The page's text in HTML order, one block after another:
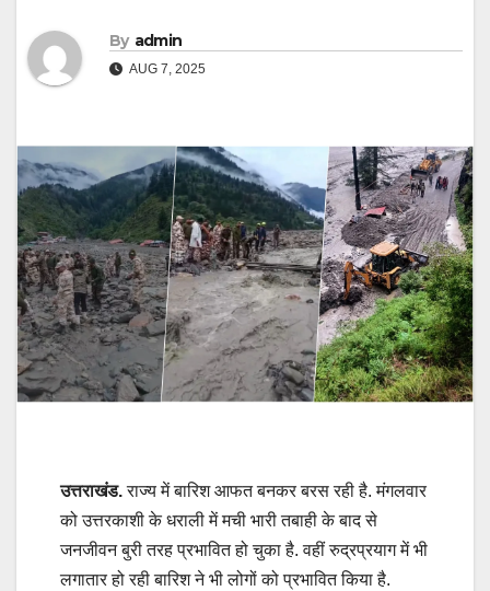
By admin
AUG 7, 2025
उत्तराखंड.राज्य में बारिश आफत बनकर बरस रही है. मंगलवार
को उत्तरकाशी के धराली में मची भारी तबाही के बाद से
जनजीवन बुरी तरह प्रभावित हो चुका है. वहीं रुद्रप्रयाग में भी
लगातार हो रही बारिश ने भी लोगों को प्रभावित किया है.